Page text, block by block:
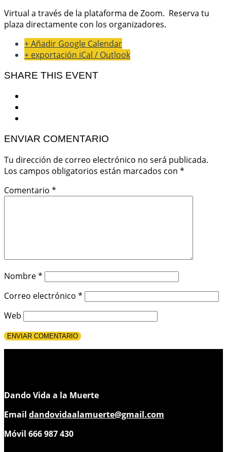
Virtual a través de la plataforma de Zoom. Reserva tu
plaza directamente con los organizadores.
+ Añadir Google Calendar
+ exportación iCal / Outlook
SHARE THIS EVENT
ENVIAR COMENTARIO
Tu dirección de correo electrónico no será publicada.
Los campos obligatorios están marcados con *
Comentario *
Nombre*
Correo electrónico *
Web
Dando Vida a la Muerte
Email dandovidaalamuerte@gmail.com
Móvil 666 987 430